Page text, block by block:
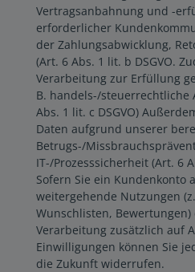
Vertragsanbahnung und -
erforderlicher
der Zahlungsabwicklung,
(Art. 6 Abs. 1 lit. b DSGVO.
Verarbeitung zur Erfüllung
B. handels-/steuerrechtliche
Abs. 1 lit. c DSGVO)
Daten aufgrund unserer
Betrugs-/
IT-/Prozesssicherheit (Art. 6
Sofern Sie ein Kundenkonto
weitergehende Nutzungen
Wunschlisten,
Verarbeitung zusätzlich auf
Einwilligungen können Sie
die Zukunft widerrufen.